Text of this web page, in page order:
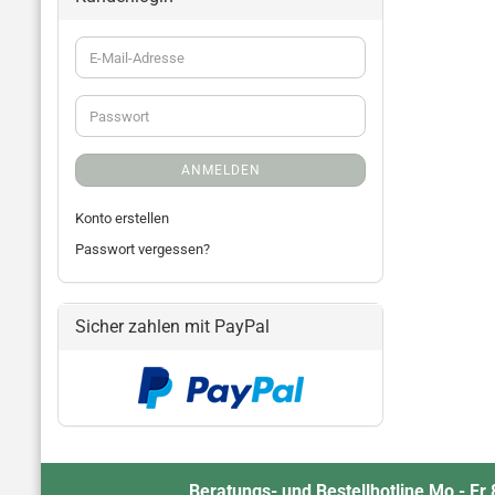
ANMELDEN
Konto erstellen
Passwort vergessen?
Sicher zahlen mit PayPal